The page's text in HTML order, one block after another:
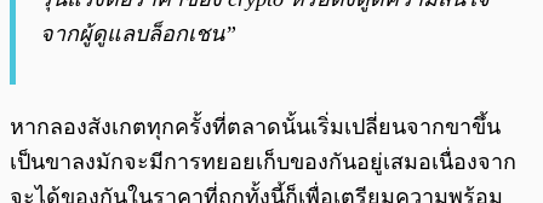
จากผู้ดูแลบล็อกเชน”
หากลองสังเกตทุกครั้งที่ตลาดนั้นเริ่มเปลี่ยนจากขาขึ้น
เป็นขาลงมักจะมีการทยอยเก็บของกันอยู่เสมอเนื่องจาก
จะได้ของกันในราคาที่ถูกทั้งนี้ก็เพื่อเตรียมความพร้อม